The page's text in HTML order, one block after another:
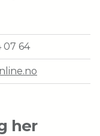
07 64
her